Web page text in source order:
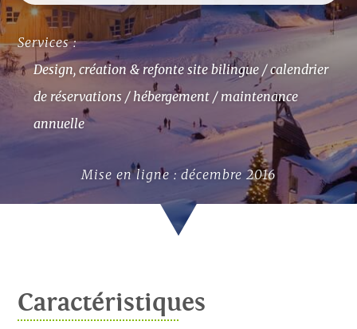
Services :
Design, création & refonte site bilingue / calendrier
de réservations / hébergement / maintenance
annuelle
Mise en ligne : décembre 2016
Caractéristiques